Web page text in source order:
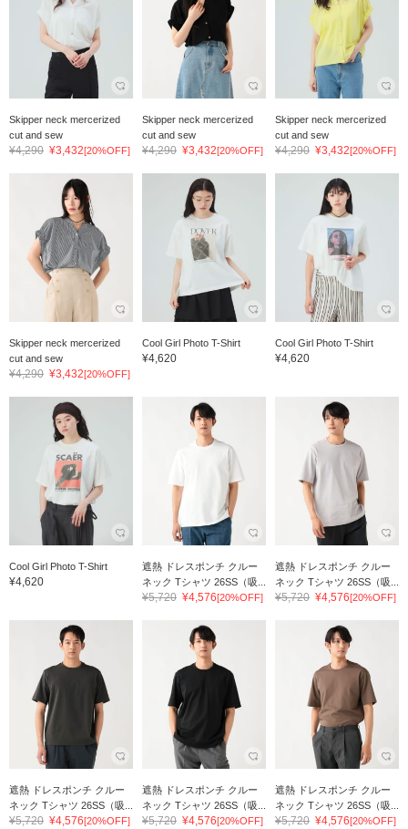
Skipper neck mercerized
cut and sew
¥4,290 ¥3,432[20%OFF]
Skipper neck mercerized
cut and sew
¥4,290 ¥3,432[20%OFF]
Skipper neck mercerized
cut and sew
¥4,290 ¥3,432[20%OFF]
Skipper neck mercerized
cut and sew
¥4,290 ¥3,432[20%OFF]
Cool Girl Photo T-Shirt
¥4,620
Cool Girl Photo T-Shirt
¥4,620
Cool Girl Photo T-Shirt
¥4,620
遮熱 ドレスポンチ クルー
ネック Tシャツ 26SS（吸...
¥5,720 ¥4,576[20%OFF]
遮熱 ドレスポンチ クルー
ネック Tシャツ 26SS（吸...
¥5,720 ¥4,576[20%OFF]
遮熱 ドレスポンチ クルー
ネック Tシャツ 26SS（吸...
¥5,720 ¥4,576[20%OFF]
遮熱 ドレスポンチ クルー
ネック Tシャツ 26SS（吸...
¥5,720 ¥4,576[20%OFF]
遮熱 ドレスポンチ クルー
ネック Tシャツ 26SS（吸...
¥5,720 ¥4,576[20%OFF]